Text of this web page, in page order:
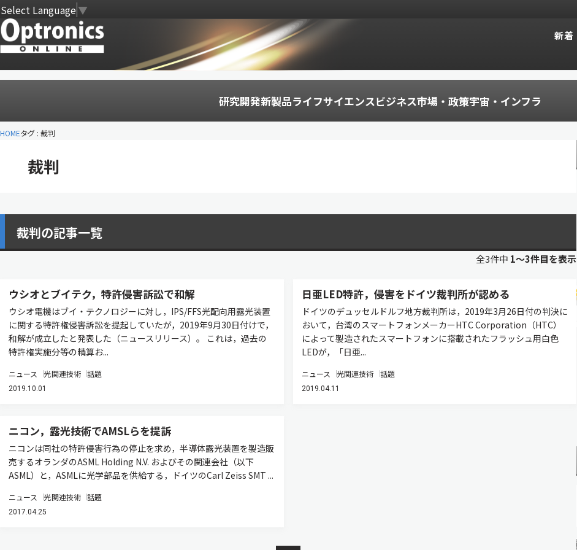
Select Language▼
新着
研究開発新製品ライフサイエンスビジネス市場・政策宇宙・インフラ
HOMEタグ : 裁判
裁判
裁判の記事一覧
全3件中 1〜3件目を表示
ウシオとブイテク，特許侵害訴訟で和解
ウシオ電機はブイ・テクノロジーに対し，IPS/FFS光配向用露光装置
に関する特許権侵害訴訟を提起していたが，2019年9月30日付けで，
和解が成立したと発表した（ニュースリリース）。 これは，過去の
特許権実施分等の精算お...
ニュース 光関連技術 話題
2019.10.01
日亜LED特許，侵害をドイツ裁判所が認める
ドイツのデュッセルドルフ地方裁判所は，2019年3月26日付の判決に
おいて，台湾のスマートフォンメーカーHTC Corporation（HTC）
によって製造されたスマートフォンに搭載されたフラッシュ用白色
LEDが，「日亜...
ニュース 光関連技術 話題
2019.04.11
ニコン，露光技術でAMSLらを提訴
ニコンは同社の特許侵害行為の停止を求め，半導体露光装置を製造販
売するオランダのASML Holding N.V. およびその関連会社（以下
ASML）と，ASMLに光学部品を供給する，ドイツのCarl Zeiss SMT ...
ニュース 光関連技術 話題
2017.04.25